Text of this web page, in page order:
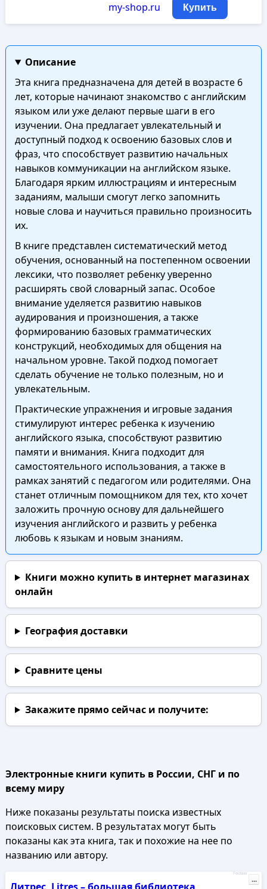
my-shop.ru Купить
Описание
Эта книга предназначена для детей в возрасте 6
лет, которые начинают знакомство с английским
языком или уже делают первые шаги в его
изучении. Она предлагает увлекательный и
доступный подход к освоению базовых слов и
фраз, что способствует развитию начальных
навыков коммуникации на английском языке.
Благодаря ярким иллюстрациям и интересным
заданиям, малыши смогут легко запомнить
новые слова и научиться правильно произносить
их.
В книге представлен систематический метод
обучения, основанный на постепенном освоении
лексики, что позволяет ребенку уверенно
расширять свой словарный запас. Особое
внимание уделяется развитию навыков
аудирования и произношения, а также
формированию базовых грамматических
конструкций, необходимых для общения на
начальном уровне. Такой подход помогает
сделать обучение не только полезным, но и
увлекательным.
Практические упражнения и игровые задания
стимулируют интерес ребенка к изучению
английского языка, способствуют развитию
памяти и внимания. Книга подходит для
самостоятельного использования, а также в
рамках занятий с педагогом или родителями. Она
станет отличным помощником для тех, кто хочет
заложить прочную основу для дальнейшего
изучения английского и развить у ребенка
любовь к языкам и новым знаниям.
Книги можно купить в интернет магазинах
онлайн
География доставки
Сравните цены
Закажите прямо сейчаси получите:
Электронные книги купить в России, СНГ и по
всему миру
Ниже показаны результаты поиска известных
поисковых систем. В результатах могут быть
показаны как эта книга, так и похожие на нее по
названию или автору.
Реклама
...